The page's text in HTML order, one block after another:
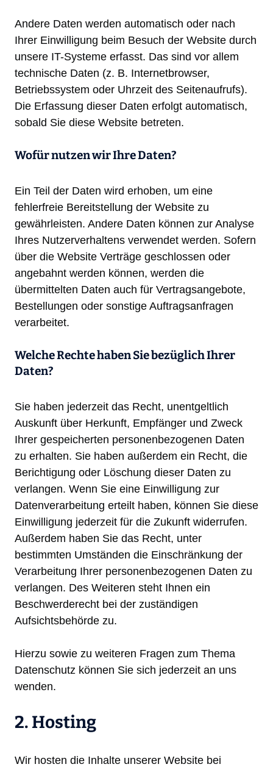
Andere Daten werden automatisch oder nach
Ihrer Einwilligung beim Besuch der Website durch
unsere IT-Systeme erfasst. Das sind vor allem
technische Daten (z. B. Internetbrowser,
Betriebssystem oder Uhrzeit des Seitenaufrufs).
Die Erfassung dieser Daten erfolgt automatisch,
sobald Sie diese Website betreten.
Wofür nutzen wir Ihre Daten?
Ein Teil der Daten wird erhoben, um eine
fehlerfreie Bereitstellung der Website zu
gewährleisten. Andere Daten können zur Analyse
Ihres Nutzerverhaltens verwendet werden. Sofern
über die Website Verträge geschlossen oder
angebahnt werden können, werden die
übermittelten Daten auch für Vertragsangebote,
Bestellungen oder sonstige Auftragsanfragen
verarbeitet.
Welche Rechte haben Sie bezüglich Ihrer
Daten?
Sie haben jederzeit das Recht, unentgeltlich
Auskunft über Herkunft, Empfänger und Zweck
Ihrer gespeicherten personenbezogenen Daten
zu erhalten. Sie haben außerdem ein Recht, die
Berichtigung oder Löschung dieser Daten zu
verlangen. Wenn Sie eine Einwilligung zur
Datenverarbeitung erteilt haben, können Sie diese
Einwilligung jederzeit für die Zukunft widerrufen.
Außerdem haben Sie das Recht, unter
bestimmten Umständen die Einschränkung der
Verarbeitung Ihrer personenbezogenen Daten zu
verlangen. Des Weiteren steht Ihnen ein
Beschwerderecht bei der zuständigen
Aufsichtsbehörde zu.
Hierzu sowie zu weiteren Fragen zum Thema
Datenschutz können Sie sich jederzeit an uns
wenden.
2. Hosting
Wir hosten die Inhalte unserer Website bei